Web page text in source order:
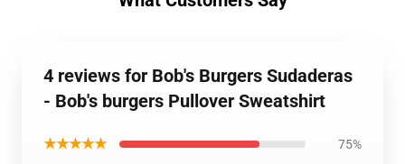
4 reviews for Bob's Burgers Sudaderas
- Bob's burgers Pullover Sweatshirt
★★★★★ 75%